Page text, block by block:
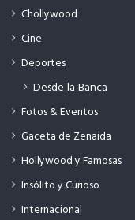
Chollywood
Cine
Deportes
Desde la Banca
Fotos & Eventos
Gaceta de Zenaida
Hollywood y Famosas
Insólito y Curioso
Internacional